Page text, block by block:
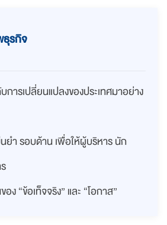
ธุรกิจ
ารเปลี่ยนแปลงของประเทศมาอย่าง
ำ รอบด้าน เพื่อให้ผู้บริหาร นัก
“ข้อเท็จจริง” และ “โอกาส”